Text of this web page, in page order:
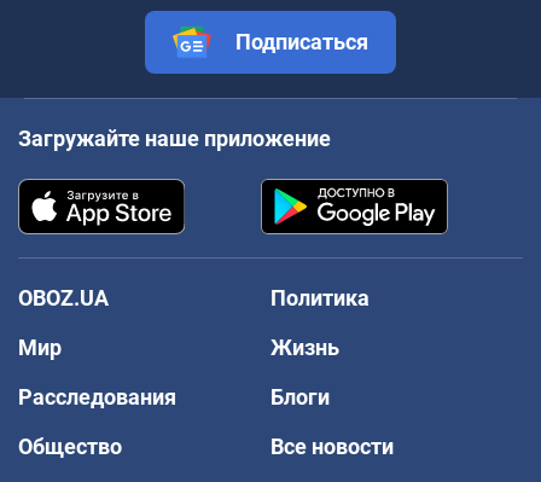
Подписаться
Загружайте наше приложение
OBOZ.UA
Политика
Мир
Жизнь
Расследования
Блоги
Общество
Все новости